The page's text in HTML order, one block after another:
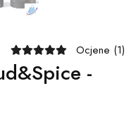
Ocjene (1)
-